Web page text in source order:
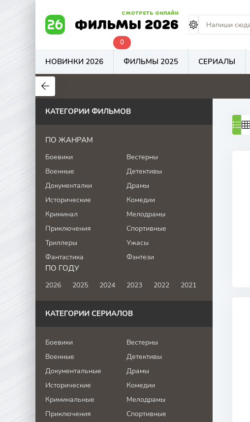
ФИЛЬМЫ 2026
СМОТРЕТЬ ОНЛАЙН
НОВИНКИ 2026
0
ФИЛЬМЫ 2025 СЕРИАЛЫ
5.8
КАТЕГОРИИ ФИЛЬМОВ
ПО ЖАНРАМ
Боевики
Вестерны
Военные
Детективы
Документалки
Драмы
Исторические
Комедии
Криминал
Мелодрамы
Приключения
Спортивные
Триллеры
Ужасы
Фантастика
Фэнтези
ПО ГОДУ
2026 2025 2024 2023 2022 2021
КАТЕГОРИИ СЕРИАЛОВ
Боевики
Вестерны
Военные
Детективы
Документальные
Драмы
Исторические
Комедии
Криминальные
Мелодрамы
Приключения
Спортивные